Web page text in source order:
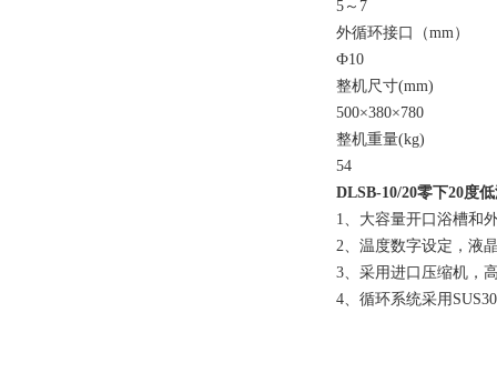
5～7
外循环接口（mm）
Ф10
整机尺寸(mm)
500×380×780
整机重量(kg)
54
DLSB-10/20零下20度
1、大容量开口浴槽和
2、温度数字设定，液
3、采用进口压缩机，
4、循环系统采用